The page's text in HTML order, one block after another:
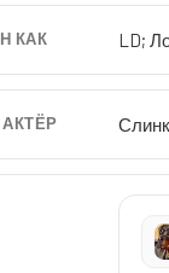
КАК LD;